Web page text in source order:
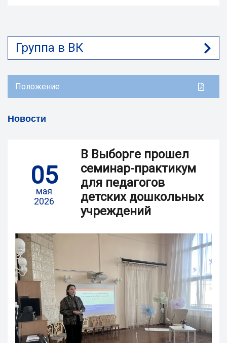
Группа в ВК
Положение
Новости
05
мая
2026
В Выборге прошел
семинар-практикум
для педагогов
детских дошкольных
учреждений